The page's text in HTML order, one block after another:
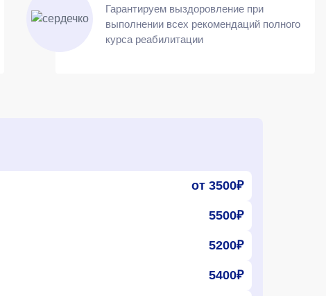
Гарантируем выздоровление при
выполнении всех рекомендаций полного
курса реабилитации
от 3500₽
5500₽
5200₽
5400₽